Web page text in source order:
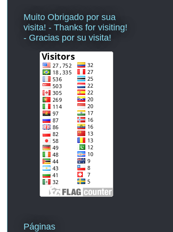
Muito Obrigado por sua
visita! - Thanks for visiting!
- Gracias por su visita!
Páginas